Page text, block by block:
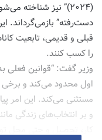
(۲۰۲۴)” نیز شناخته
دست‌رفته” بازمی‌گرداند.
قبلی و قدیمی، تابعیت
را کسب کنند.
وزیر گفت: “قوانین فعلی
اول محدود می‌کند و برخی
مستثنی می‌کند. این امر
و بر انتخاب‌های زندگی